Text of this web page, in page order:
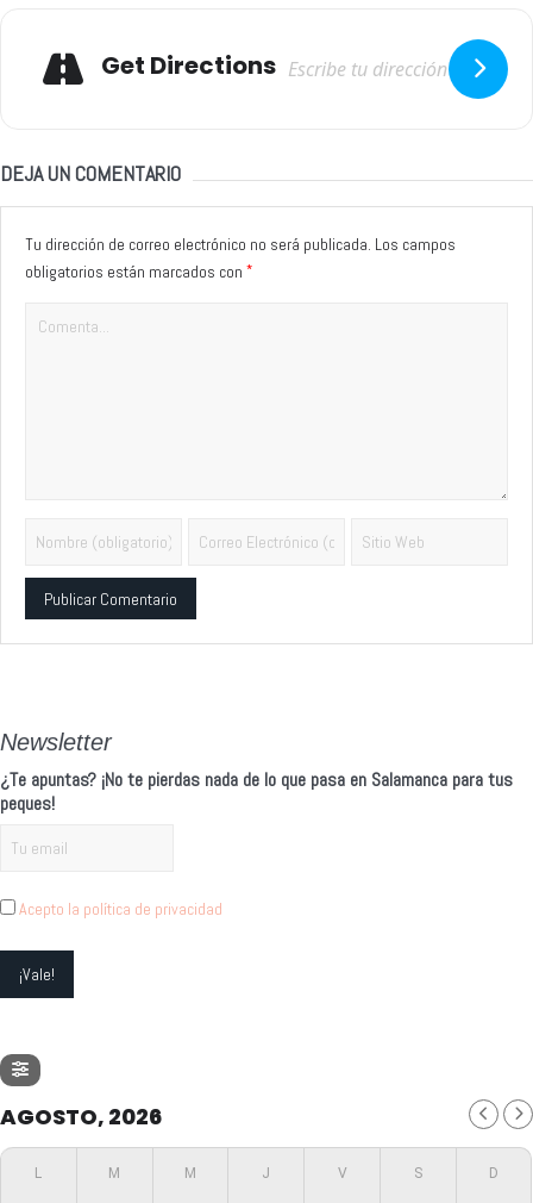
Get Directions
DEJA UN COMENTARIO
Tu dirección de correo electrónico no será publicada. Los campos
obligatorios están marcados con *
Newsletter
¿Te apuntas? ¡No te pierdas nada de lo que pasa en Salamanca para tus
peques!
Acepto la política de privacidad
AGOSTO, 2026